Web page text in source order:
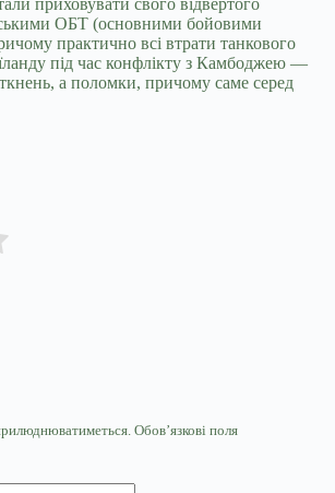
приховувати свого відвертого
ОБТ (основними бойовими
практично всі втрати танкового
під час конфлікту з Камбоджею —
а поломки, причому саме серед
Обов’язкові поля